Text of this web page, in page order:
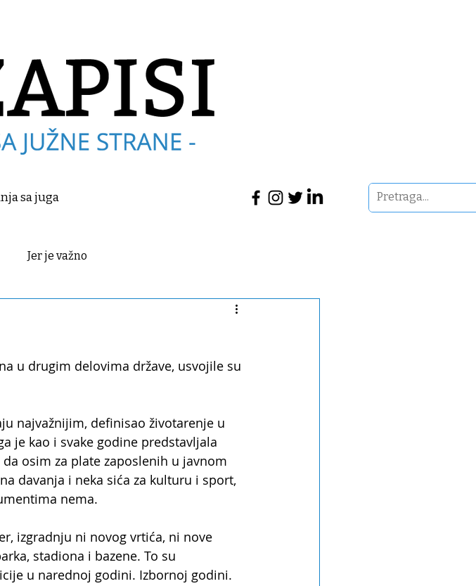
sa juga
Jer je važno
u drugim delovima države, usvojile su
najvažnijim, definisao životarenje u
je kao i svake godine predstavljala
osim za plate zaposlenih u javnom
davanja i neka sića za kulturu i sport,
nema.
izgradnju ni novog vrtića, ni nove
stadiona i bazene. To su
u narednoj godini. Izbornoj godini.